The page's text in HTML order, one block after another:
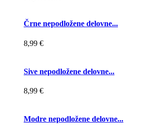
Črne nepodložene delovne...
8,99 €
Sive nepodložene delovne...
8,99 €
Modre nepodložene delovne...